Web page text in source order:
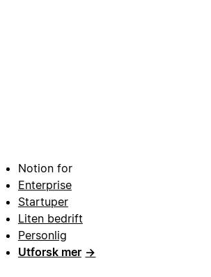
Notion for
Enterprise
Startuper
Liten bedrift
Personlig
Utforsk mer →